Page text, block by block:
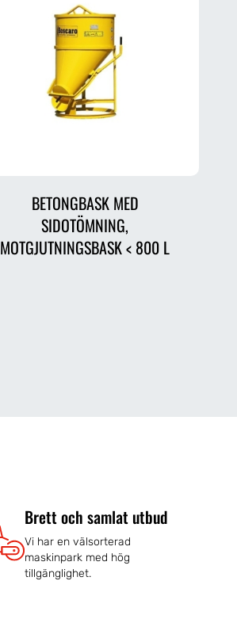
BETONGBASK MED
SIDOTÖMNING,
MOTGJUTNINGSBASK < 800 L
Brett och samlat utbud
Vi har en välsorterad
maskinpark med hög
tillgänglighet.